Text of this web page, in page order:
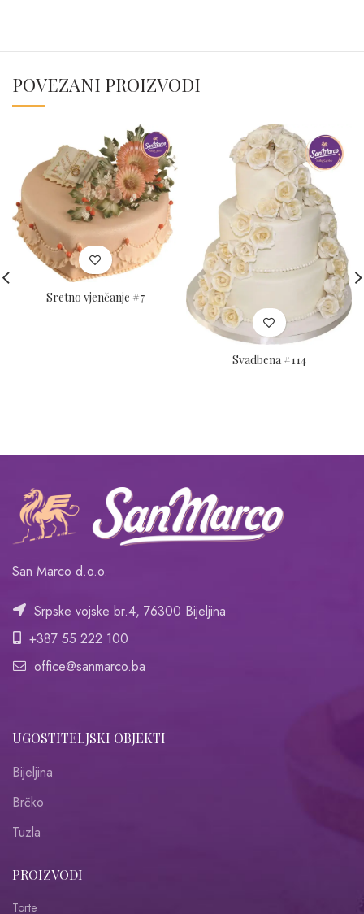
POVEZANI PROIZVODI
Sretno vjenčanje #7
Svadbena #114
San Marco d.o.o.
Srpske vojske br.4, 76300 Bijeljina
+387 55 222 100
office@sanmarco.ba
UGOSTITELJSKI OBJEKTI
Bijeljina
Brčko
Tuzla
PROIZVODI
Torte